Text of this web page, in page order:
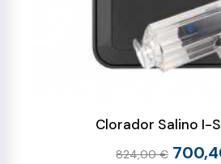
Clorador Salino I-
824,00 €